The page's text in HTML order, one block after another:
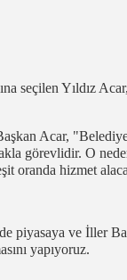
seçilen Yıldız
Acar,
görevlidir. O
oranda hizmet
piyasaya ve İller
yapıyoruz.